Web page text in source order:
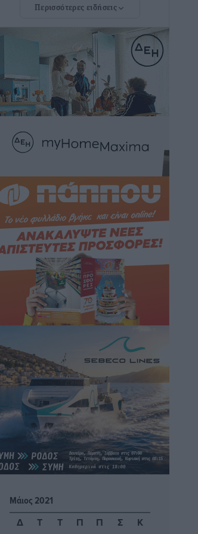
Πρωτάθλημα Καλαθοσφαίρισης
Κύπρου: Η Ρόδος φιλοξένησε με
επιτυχία την 17η διοργάνωση
Αθλητικά πριν 50 λεπτά
Φοιτητική στέγη: «Φωτιά» τα ενοίκια
σε Αθήνα και Θεσσαλονίκη – Έως 800
Ειδήσεις• πριν 1 ώρα
Η Τουρκία σε νέο «κρεσέντο»
προκλήσεων στο Αιγαίο με 18
παραβάσεις και παραβιάσεις
Ειδήσεις πριν 1 ώρα
Θερινές εκπτώσεις 2026 έως τις 31
Αυγούστου – Τι πρέπει να προσέξουν οι
καταναλωτές
• πριν 1 ώρα
ΑΔΜΗΕ: Ολοκληρώνεται η ηλεκτρική
διασύνδεση των Κυκλάδων, τα οφέλη
Ειδήσεις• πριν 1 ώρα
Πόσοι Ευρωπαίοι «αντέχουν» διακοπές
στο εξωτερικό – Τι ισχύει για Έλληνες
Ειδήσεις πριν 2 ώρες
Βούλγαροι τουρίστες: Λιγότερες
διανυκτερεύσεις στην Ελλάδα, αλλά
18% υψηλότερη δαπάνη ανά
Ειδήσεις• πριν 2 ώρες
Περισσότερες ειδήσεις
Μάιος 2021
Δ
Τ Τ Π Π Σ Κ